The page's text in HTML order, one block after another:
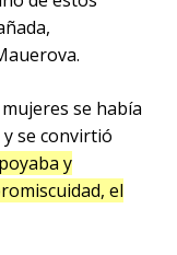
se había
y se convirtió
y
el